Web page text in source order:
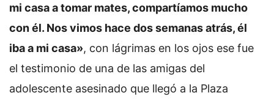
mi casa a tomar mates, compartíamos mucho
con él. Nos vimos hace dos semanas atrás, él
iba a mi casa», con lágrimas en los ojos ese fue
el testimonio de una de las amigas del
adolescente asesinado que llegó a la Plaza